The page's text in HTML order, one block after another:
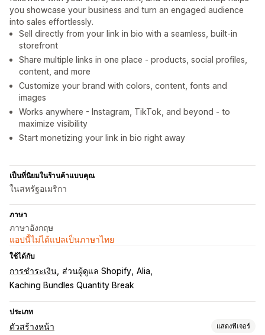
you showcase your business and turn an engaged audience
into sales effortlessly.
Sell directly from your link in bio with a seamless, built-in
storefront
Share multiple links in one place - products, social profiles,
content, and more
Customize your brand with colors, content, fonts and
images
Works anywhere - Instagram, TikTok, and beyond - to
maximize visibility
Start monetizing your link in bio right away
เป็นที่นิยมในร้านค้าแบบคุณ
ในสหรัฐอเมริกา
ภาษา
ภาษาอังกฤษ
แอปนี้ไม่ได้แปลเป็นภาษาไทย
ใช้ได้กับ
การชำระเงิน ส่วนผู้ดูแล Shopify Alia
Kaching Bundles Quantity Break
ประเภท
ตัวสร้างหน้า แสดงฟีเจอร์